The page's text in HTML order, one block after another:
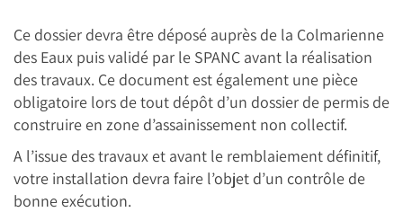
Ce dossier devra être déposé auprès de la Colmarienne
des Eaux puis validé par le SPANC avant la réalisation
des travaux. Ce document est également une pièce
obligatoire lors de tout dépôt d’un dossier de permis de
construire en zone d’assainissement non collectif.
A l’issue des travaux et avant le remblaiement définitif,
votre installation devra faire l’objet d’un contrôle de
bonne exécution.